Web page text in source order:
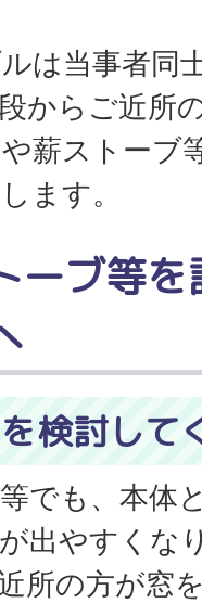
は当事者同
からご近所
薪ストーブ
ます。
ーブ等
検討して
でも、本体
出やすくな
所の方が窓